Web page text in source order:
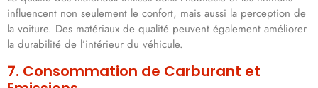
influencent non seulement le confort, mais aussi la perception de
la voiture. Des matériaux de qualité peuvent également améliorer
la durabilité de l’intérieur du véhicule.
7. Consommation de Carburant et